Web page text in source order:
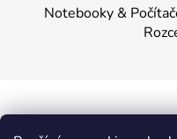
Notebooky &